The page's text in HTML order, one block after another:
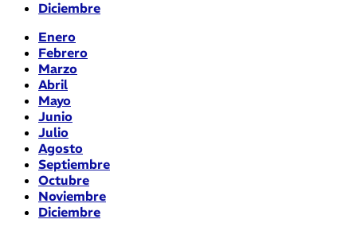
Diciembre
Enero
Febrero
Marzo
Abril
Mayo
Junio
Julio
Agosto
Septiembre
Octubre
Noviembre
Diciembre